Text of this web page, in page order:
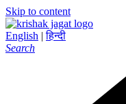
Skip to content
English | हिन्दी
Search